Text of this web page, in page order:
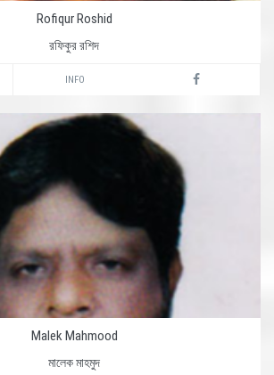
Rofiqur Roshid
রফিকুর রশিদ
INFO
Malek Mahmood
মালেক মাহমুদ